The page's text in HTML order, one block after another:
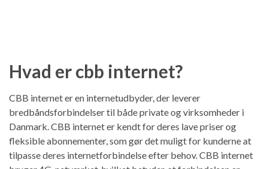
Hvad er cbb internet?
CBB internet er en internetudbyder, der leverer
bredbåndsforbindelser til både private og virksomheder i
Danmark. CBB internet er kendt for deres lave priser og
fleksible abonnementer, som gør det muligt for kunderne at
tilpasse deres internetforbindelse efter behov. CBB internet